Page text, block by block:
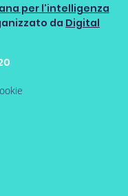
per l'intelligenza
da Digital